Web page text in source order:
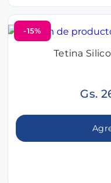
-15%
Tetina
Gs.